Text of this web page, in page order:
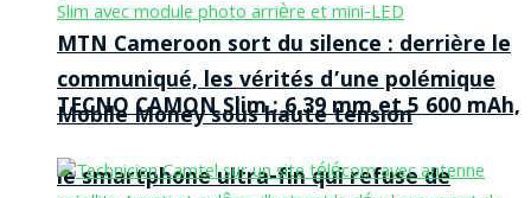
TECNO CAMON Slim : 6,39 mm et 5 600 mAh,
le smartphone ultra-fin qui refuse de
MTN Cameroon sort du silence : derrière le
communiqué, les vérités d’une polémique
Mobile Money sous haute tension